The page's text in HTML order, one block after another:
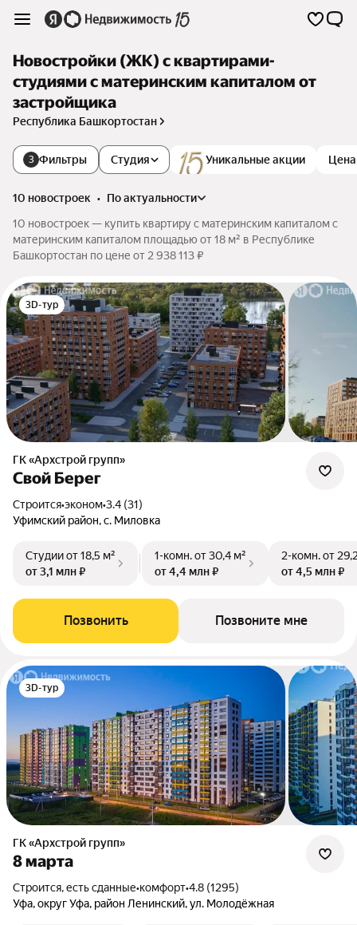
Новостройки (ЖК) с квартирами-
студиями с материнским капиталом от
застройщика
Республика Башкортостан
3 Фильтры Уникальные акции Цена
Студия
10 новостроек •
по актуальности
10 новостроек — купить квартиру с материнским капиталом с
материнским капиталом площадью от 18 м² в Республике
Башкортостан по цене от 2 938 113 ₽
3D-тур
ГК «Архстрой групп»
Свой Берег
Строится•эконом•3.4 (31)
Уфимский район, с. Миловка
Студииот 18,5 м²
от 3,1 млн ₽
1-комн.от 30,4 м²
от 4,4 млн ₽
2-комн.от
от 4,5 млн ₽
Позвонить Позвоните мне
3D-тур
ГК «Архстрой групп»
8 марта
Строится, есть сданные•комфорт•4.8 (1295)
Уфа, округ Уфа, район Ленинский, ул. Молодёжная